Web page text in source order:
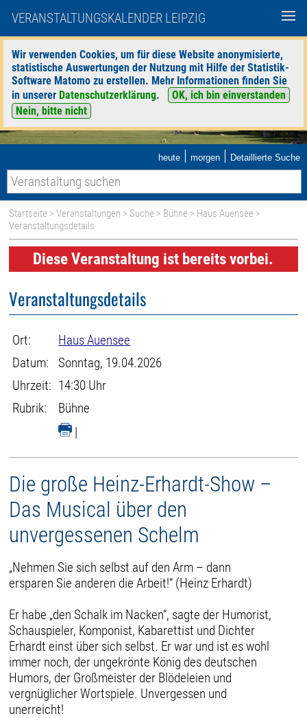
VERANSTALTUNGSKALENDER LEIPZIG
Wir verwenden Cookies, um für diese Website anonymisierte,
statistische Auswertungen der Nutzung mit Hilfe der Statistik-
Software Matomo zu erstellen. Mehr Informationen finden Sie
in unserer Datenschutzerklärung.
OK, ich bin einverstanden
Nein, bitte nicht
heute | morgen | Detaillierte Suche
Startseite >Veranstaltungen > Suche > Bühne > Haus Auensee >
Veranstaltungsdetails
Diese Veranstaltung ist bereits vorbei.
Veranstaltungsdetails
Ort:
Haus Auensee
Datum:
Sonntag, 19.04.2026
Uhrzeit: 14:30 Uhr
Rubrik:
Bühne
|
Die große Heinz-Erhardt-Show –
Das Musical über den
unvergessenen Schelm
„Nehmen Sie sich selbst auf den Arm – dann
ersparen Sie anderen die Arbeit!“ (Heinz Erhardt)
Er habe „den Schalk im Nacken“, sagte der Humorist,
Schauspieler, Komponist, Kabarettist und Dichter
Erhardt einst über sich selbst. Er war und ist es wohl
immer noch, der ungekrönte König des deutschen
Humors, der Großmeister der Blödeleien und
vergnüglicher Wortspiele. Unvergessen und
unerreicht!